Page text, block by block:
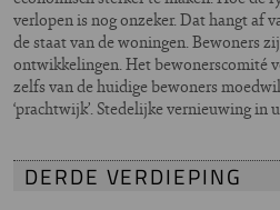
verlopen is nog onzeker. Dat hangt af
de staat van de woningen. Bewoners
ontwikkelingen. Het bewonerscomité
zelfs van de huidige bewoners
‘prachtwijk’. Stedelijke vernieuwing in
DERDE VERDIEPING